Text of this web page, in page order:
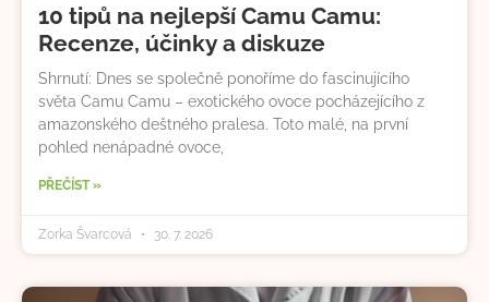
10 tipů na nejlepší Camu Camu:
Recenze, účinky a diskuze
Shrnutí: Dnes se společně ponoříme do fascinujícího
světa Camu Camu – exotického ovoce pocházejícího z
amazonského deštného pralesa. Toto malé, na první
pohled nenápadné ovoce,
PŘEČÍST »
Zorka Švarcová 30. 7. 2026